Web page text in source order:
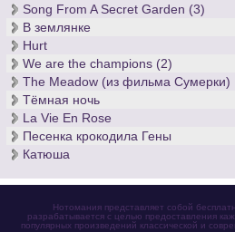
Song From A Secret Garden (3)
В землянке
Hurt
We are the champions (2)
The Meadow (из фильма Сумерки)
Тёмная ночь
La Vie En Rose
Песенка крокодила Гены
Катюша
Нотомания представляет собой
разрабатывается с целью предоставления
популярных произведений классической и